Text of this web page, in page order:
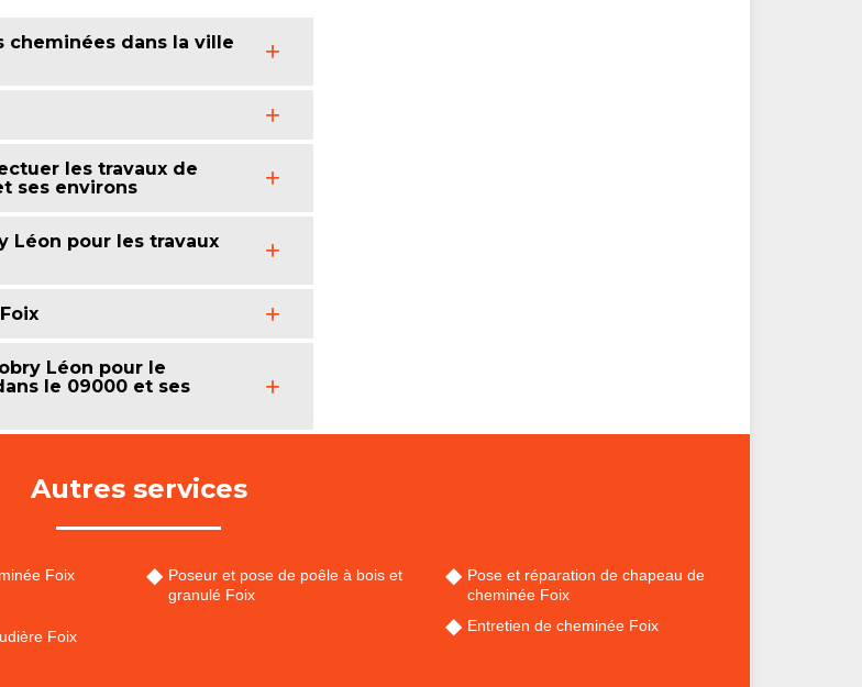
cheminées dans la ville
les travaux de
ses environs
Léon pour les travaux
Léon pour le
le 09000 et ses
Autres services
Foix
Foix
Poseur et pose de poêle à bois et
granulé Foix
Pose et réparation de chapeau de
cheminée Foix
Entretien de cheminée Foix